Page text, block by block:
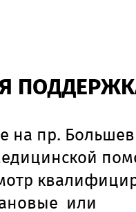
на пр.
или